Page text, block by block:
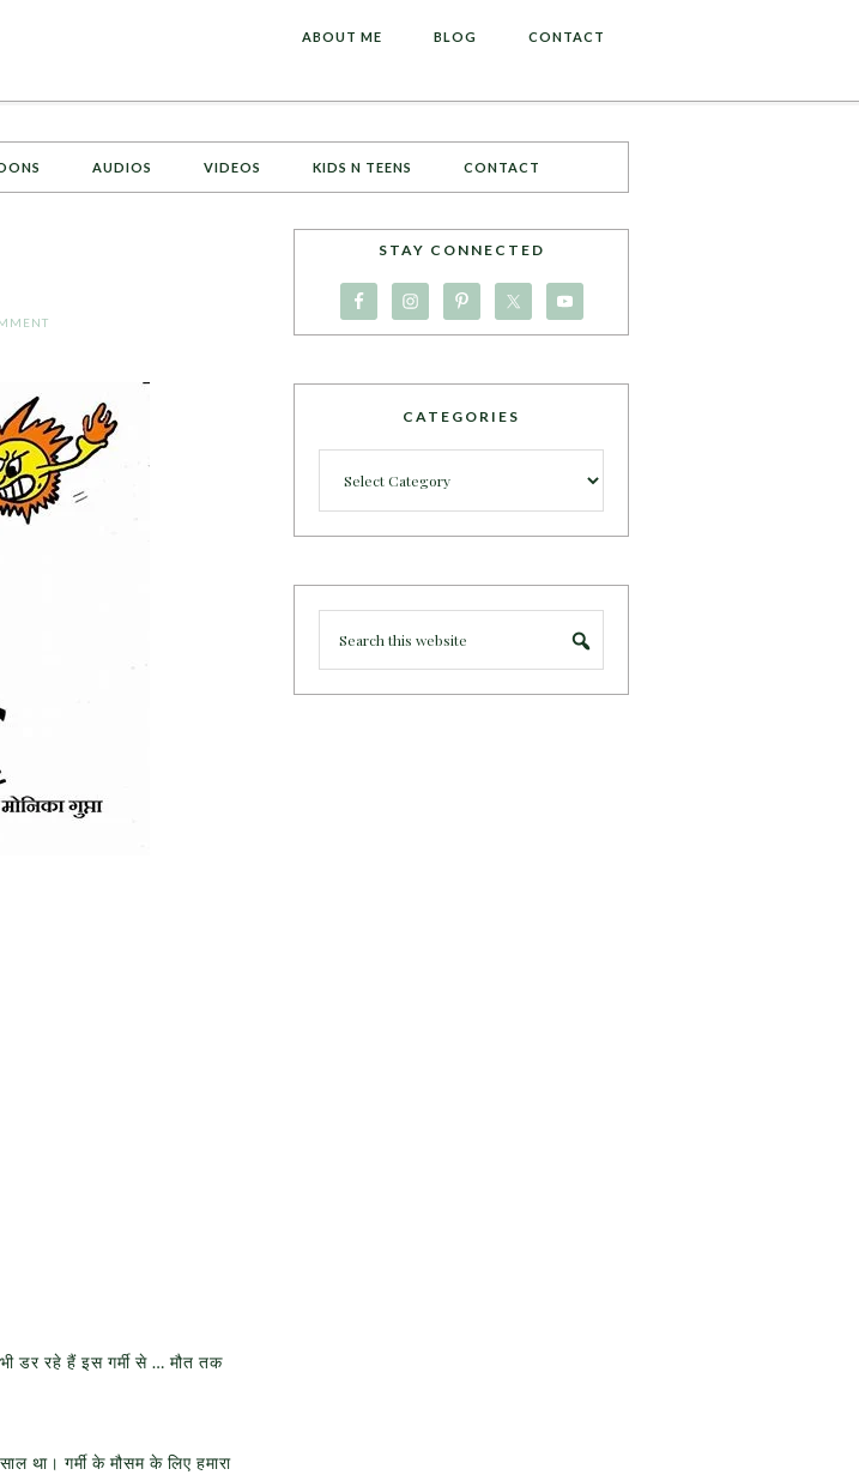
ABOUT ME BLOG CONTACT
AUDIOS VIDEOS KIDS N TEENS CONTACT
डर रहे हैं इस गर्मी से … मौत तक
था। गर्मी के मौसम के लिए हमारा
STAY CONNECTED
CATEGORIES